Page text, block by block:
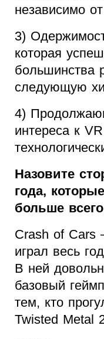
независимо
3)
которая
большинства
следующую
4)
интереса к
Назовите
года,
больше
Crash of Cars
играл весь
В ней
базовый
тем, кто
Twisted Metal